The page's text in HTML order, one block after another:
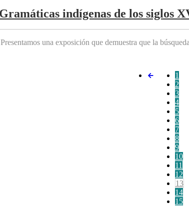
indígenas de los siglos
una exposición que demuestra que la
1
2
3
4
5
6
7
8
9
10
11
12
13
14
15